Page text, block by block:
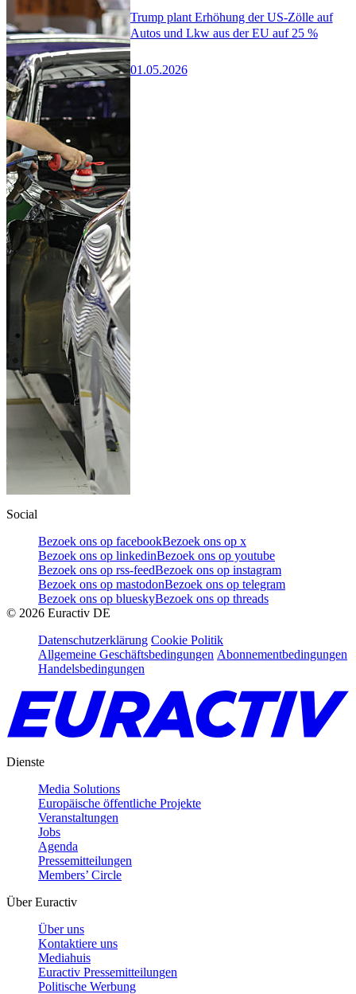
Trump plant Erhöhung der US-Zölle auf
Autos und Lkw aus der EU auf 25 %
01.05.2026
Social
Bezoek ons op facebookBezoek ons op x
Bezoek ons op linkedinBezoek ons op youtube
Bezoek ons op rss-feedBezoek ons op instagram
Bezoek ons op mastodonBezoek ons op telegram
Bezoek ons op blueskyBezoek ons op threads
© 2026 Euractiv DE
Datenschutzerklärung Cookie Politik
Allgemeine Geschäftsbedingungen Abonnementbedingungen
Handelsbedingungen
Dienste
Media Solutions
Europäische öffentliche Projekte
Veranstaltungen
Jobs
Agenda
Pressemitteilungen
Members’ Circle
Über Euractiv
Über uns
Kontaktiere uns
Mediahuis
Euractiv Pressemitteilungen
Politische Werbung